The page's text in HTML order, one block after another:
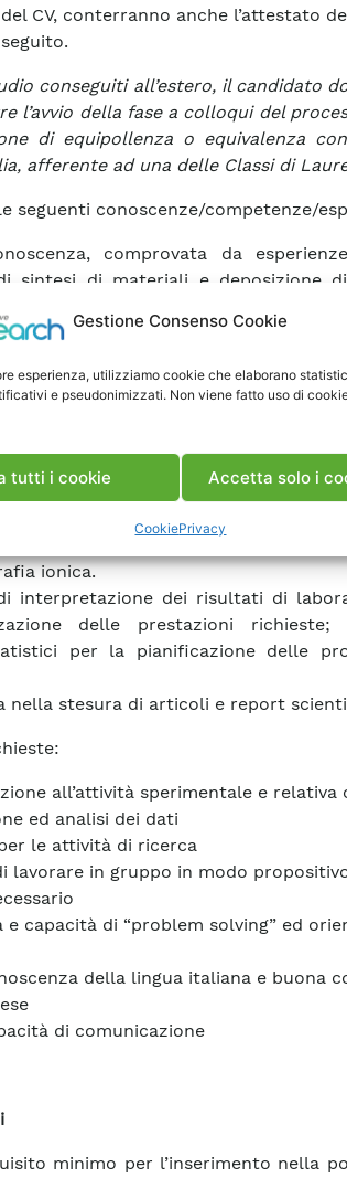
Gestione Consenso Cookie
esperienza, utilizziamo cookie che elaborano
e pseudonimizzati. Non viene fatto uso di
tutti i cookie Accetta solo i
CookiePrivacy
CV, conterranno anche l’attestato
conseguiti all’estero, il candidato
l’avvio della fase a colloqui del
di equipollenza o equivalenza
afferente ad una delle Classi di
seguenti conoscenze/competenze/
comprovata da
sintesi di materiali e deposizione
sol-gel, polimerizzazioni,
reazioni di etching, deposizioni via
in autonomia delle
come ad esempio analisi
di eseguire in piena autonomia
di bagnabilità e
e autopulenti. Ottima conoscenza
ionica.
interpretazione dei risultati di
delle prestazioni richieste;
per la pianificazione delle
nella stesura di articoli e report
all’attività sperimentale e relativa
ed analisi dei dati
le attività di ricerca
lavorare in gruppo in modo
e capacità di “problem solving” ed
della lingua italiana e buona
di comunicazione
minimo per l’inserimento nella